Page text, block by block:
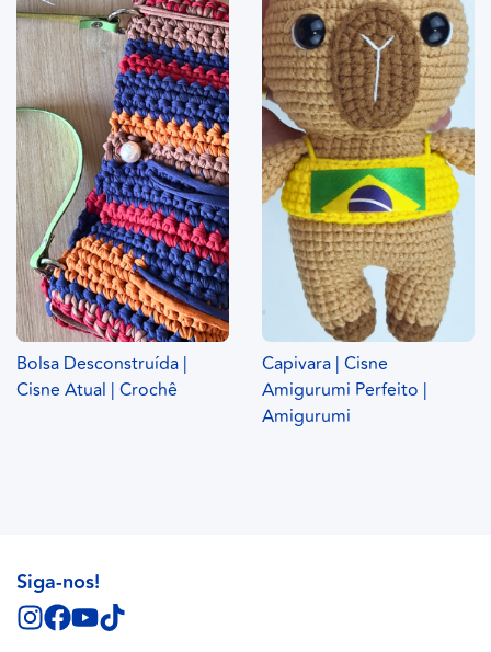
Bolsa Desconstruída |
Cisne Atual | Crochê
Capivara | Cisne
Amigurumi Perfeito |
Amigurumi
Siga-nos!